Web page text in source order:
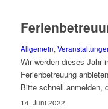
Allgemein,
Wir werden dieses Jahr
Ferienbetreuung
Bitte schnell anmelden,
14. Juni 2022